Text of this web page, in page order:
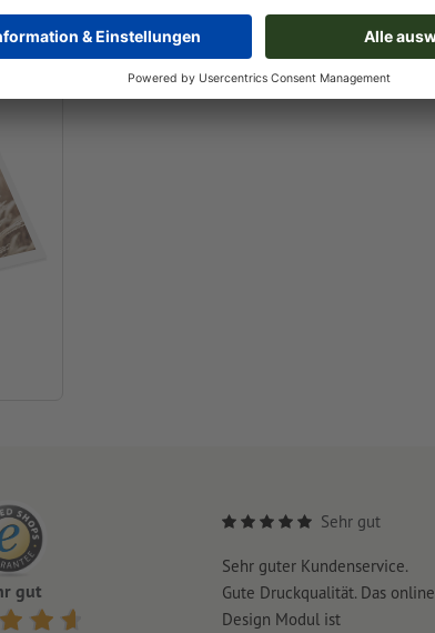
gut
Sehr gut
Sehr guter Kundenservice.
Gute Druckqualität. Das online
Design Modul ist